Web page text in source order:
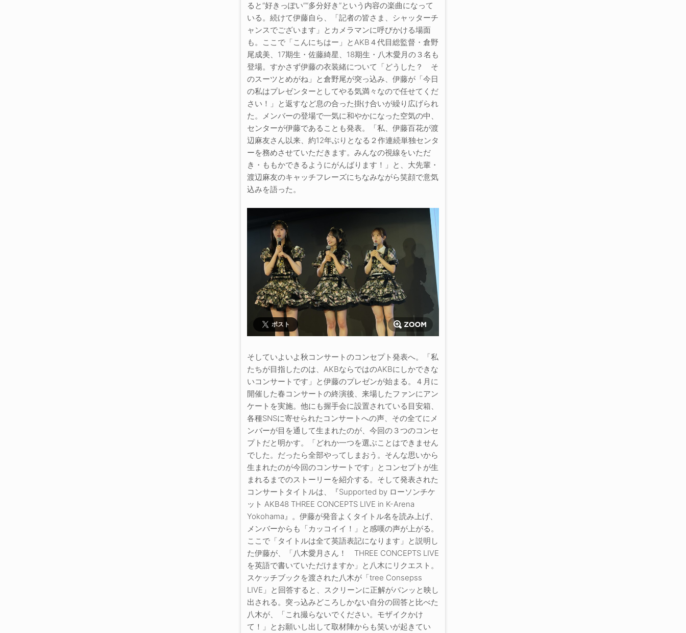
ると“好きっぽい”“多分好き”という内容の楽曲になって
いる。続けて伊藤自ら、「記者の皆さま、シャッターチ
ャンスでございます」とカメラマンに呼びかける場面
も。ここで「こんにちはー」とAKB４代目総監督・倉野
尾成美、17期生・佐藤綺星、18期生・八木愛月の３名も
登場。すかさず伊藤の衣装緒について「どうした？ そ
のスーツとめがね」と倉野尾が突っ込み、伊藤が「今日
の私はプレゼンターとしてやる気満々なので任せてくだ
さい！」と返すなど息の合った掛け合いが繰り広げられ
た。メンバーの登場で一気に和やかになった空気の中、
センターが伊藤であることも発表。「私、伊藤百花が渡
辺麻友さん以来、約12年ぶりとなる２作連続単独センタ
ーを務めさせていただきます。みんなの視線をいただ
き・ももかできるようにがんばります！」と、大先輩・
渡辺麻友のキャッチフレーズにちなみながら笑顔で意気
込みを語った。
ポスト
そしていよいよ秋コンサートのコンセプト発表へ。「私
たちが目指したのは、AKBならではのAKBにしかできな
いコンサートです」と伊藤のプレゼンが始まる。４月に
開催した春コンサートの終演後、来場したファンにアン
ケートを実施。他にも握手会に設置されている目安箱、
各種SNSに寄せられたコンサートへの声、その全てにメ
ンバーが目を通して生まれたのが、今回の３つのコンセ
プトだと明かす。「どれか一つを選ぶことはできません
でした。だったら全部やってしまおう。そんな思いから
生まれたのが今回のコンサートです」とコンセプトが生
まれるまでのストーリーを紹介する。そして発表された
コンサートタイトルは、『Supported by ローソンチケ
ット AKB48 THREE CONCEPTS LIVE in K-Arena
Yokohama』。伊藤が発音よくタイトル名を読み上げ、
メンバーからも「カッコイイ！」と感嘆の声が上がる。
ここで「タイトルは全て英語表記になります」と説明し
た伊藤が、「八木愛月さん！ THREE CONCEPTS LIVE
を英語で書いていただけますか」と八木にリクエスト。
スケッチブックを渡された八木が「tree Consepss
LIVE」と回答すると、スクリーンに正解がバンッと映し
出される。突っ込みどころしかない自分の回答と比べた
八木が、「これ撮らないでください。モザイクかけ
て！」とお願いし出して取材陣からも笑いが起きてい